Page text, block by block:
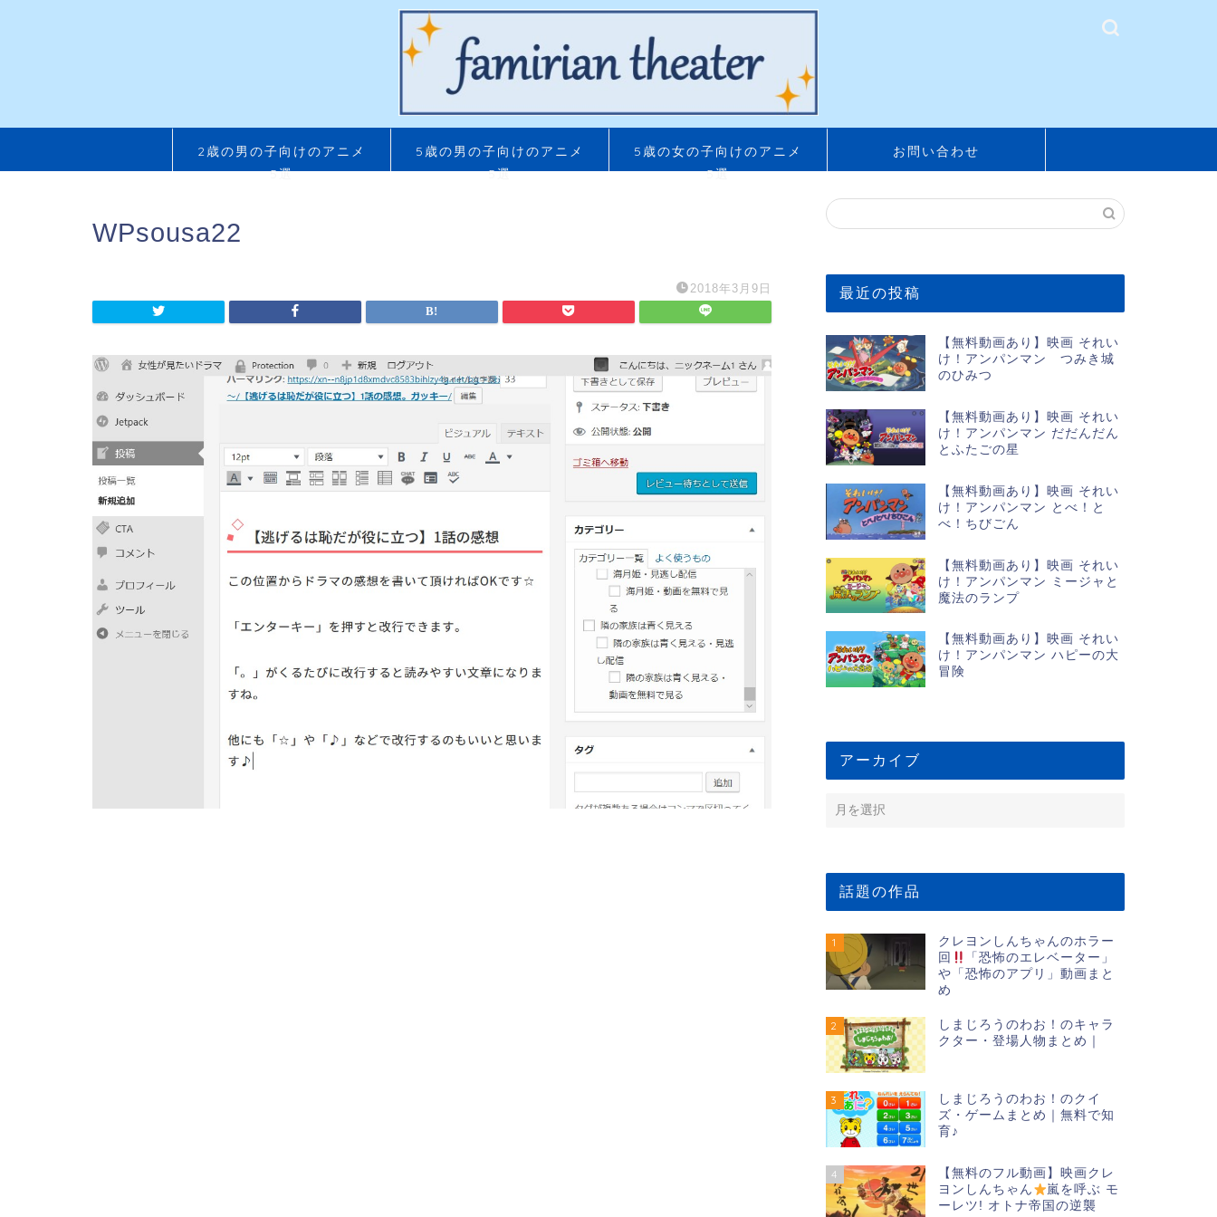
2歳の男の子向けのアニメ
5選
5歳の男の子向けのアニメ
5選
5歳の女の子向けのアニメ
5選
お問い合わせ
WPsousa22
2018年3月9日 最近の投稿
【無料動画あり】映画 それい
け！アンパンマン つみき城
のひみつ
【無料動画あり】映画 それい
け！アンパンマン だだんだん
とふたごの星
【無料動画あり】映画 それい
け！アンパンマン とべ！と
べ！ちびごん
【無料動画あり】映画 それい
け！アンパンマン ミージャと
魔法のランプ
【無料動画あり】映画 それい
け！アンパンマン ハピーの大
冒険
アーカイブ
話題の作品
1
クレヨンしんちゃんのホラー
回
「恐怖のエレベーター」
や「恐怖のアプリ」動画まと
め
2
しまじろうのわお！のキャラ
クター・登場人物まとめ｜
3
しまじろうのわお！のクイ
ズ・ゲームまとめ｜無料で知
育♪
4
【無料のフル動画】映画クレ
ヨンしんちゃん
嵐を呼ぶ モ
ーレツ! オトナ帝国の逆襲